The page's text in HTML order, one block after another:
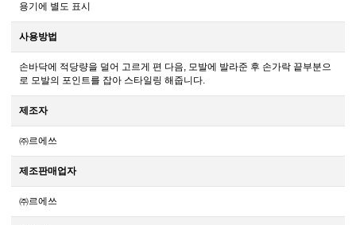
용기에 별도 표시
사용방법
손바닥에 적당량을 덜어 고르게 편 다음, 모발에 발라준 후 손가락 끝부분으
로 모발의 포인트를 잡아 스타일링 해줍니다.
제조자
㈜르에쓰
제조판매업자
㈜르에쓰